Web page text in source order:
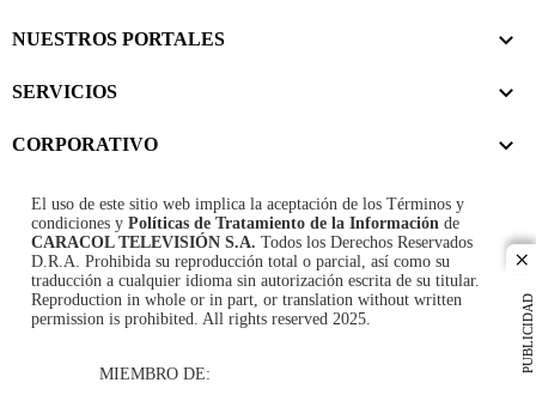
PUBLICIDAD
NUESTROS PORTALES
SERVICIOS
CORPORATIVO
El uso de este sitio web implica la aceptación de los Términos y
condiciones y Políticas de Tratamiento de la Información de
CARACOL TELEVISIÓN S.A. Todos los Derechos Reservados
D.R.A. Prohibida su reproducción total o parcial, así como su
traducción a cualquier idioma sin autorización escrita de su titular.
Reproduction in whole or in part, or translation without written
permission is prohibited. All rights reserved 2025.
MIEMBRO DE: